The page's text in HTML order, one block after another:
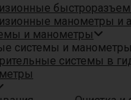
манометры и
и манометры
системы в